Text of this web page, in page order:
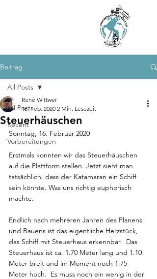
Beitrag
All Posts
Recent
Vorbereitungen
All Posts
Steuerhäuschen
René Wittwer
16. Feb. 2020 2 Min. Lesezeit
Sonntag, 16. Februar 2020
Erstmals konnten wir das Steuerhäuschen
auf die Plattform stellen. Jetzt sieht man
tatsächlich, dass der Katamaran ein Schiff
sein könnte. Was uns richtig euphorisch
machte.
Endlich nach mehreren Jahren des Planens
und Bauens ist das eigentliche Herzstück,
das Schiff mit Steuerhaus erkennbar.  Das
Steuerhaus ist ca. 1.70 Meter lang und 1.10
Meter breit und im Moment noch 1.75
Meter hoch.  Es muss noch ein wenig in der